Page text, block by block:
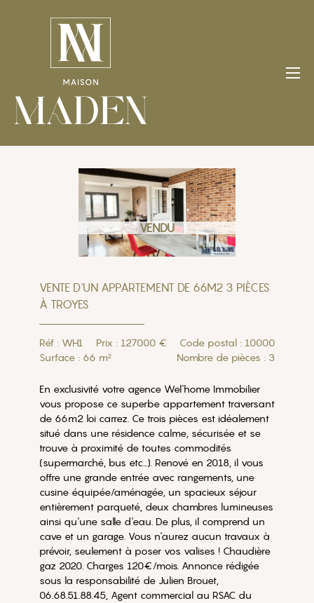
VENDU
VENTE D'UN APPARTEMENT DE 66M2 3 PIÈCES
À TROYES
Réf : WH1 Prix : 127000 €
Code postal : 10000
Surface : 66 m²
Nombre de pièces : 3
En exclusivité votre agence Wel'home Immobilier
vous propose ce superbe appartement traversant
de 66m2 loi carrez. Ce trois pièces est idéalement
situé dans une résidence calme, sécurisée et se
trouve à proximité de toutes commodités
(supermarché, bus etc...). Renové en 2018, il vous
offre une grande entrée avec rangements, une
cusine équipée/aménagée, un spacieux séjour
entièrement parqueté, deux chambres lumineuses
ainsi qu'une salle d'eau. De plus, il comprend un
cave et un garage. Vous n'aurez aucun travaux à
prévoir, seulement à poser vos valises ! Chaudière
gaz 2020. Charges 120€/mois. Annonce rédigée
sous la responsabilité de Julien Brouet,
06.68.51.88.45, Agent commercial au RSAC du